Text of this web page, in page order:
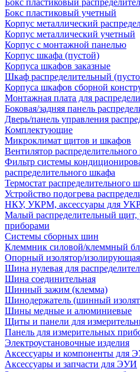
Бокс пластиковый
Бокс пластиковый учетный
Корпус металлический
Корпус металлический учетный
Корпус с монтажной панелью
Корпус шкафа (пустой)
Корпуса шкафов заказные
Шкаф распределительный
Корпуса шкафов сборной
Монтажная плата для
Боковая/задняя панель
Дверь/панель управления
Комплектующие
Микроклимат щитов и шкафов
Вентилятор
Фильтр системы
распределительного шкафа
Термостат распределительного
Устройство подогрева
НКУ, УКРМ, аксессуары для
Малый распределительный щит,
приборами
Системы сборных шин
Клеммник силовой/клеммный
Опорный изолятор/изолирующая
Шина нулевая для
Шина соединительная
Шинный зажим (клемма)
Шинодержатель (шинный
Шины медные и алюминиевые
Щиты и панели для
Панель для измерительных
Электроустановочные изделия
Аксессуары и компоненты для
Аксессуары и запчасти для ЭУИ